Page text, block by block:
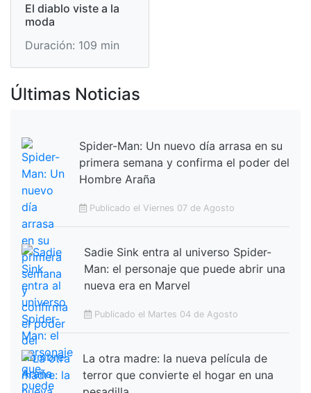
El diablo viste a la
moda
Duración: 109 min
Últimas Noticias
Spider-Man: Un nuevo día arrasa en su
primera semana y confirma el poder del
Hombre Araña
Publicado el Viernes 07 de Agosto
Sadie Sink entra al universo Spider-
Man: el personaje que puede abrir una
nueva era en Marvel
Publicado el Martes 04 de Agosto
La otra madre: la nueva película de
terror que convierte el hogar en una